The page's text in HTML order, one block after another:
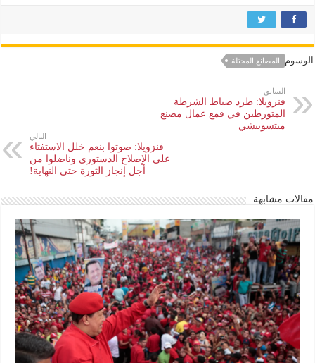
الوسوم المصانع المحتلة
السابق
فنزويلا: طرد ضباط الشرطة
المتورطين في قمع عمال مصنع
ميتسوبيشي
التالي
فنزويلا: صوتوا بنعم خلل الاستفتاء
على الإصلاح الدستوري وناضلوا من
أجل إنجاز الثورة حتى النهاية!
مقالات مشابهة